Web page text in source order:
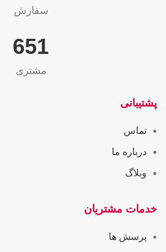
سفارش
655
مشتری
پشتیبانی
تماس
درباره ما
وبلاگ
خدمات مشتریان
پرسش ها